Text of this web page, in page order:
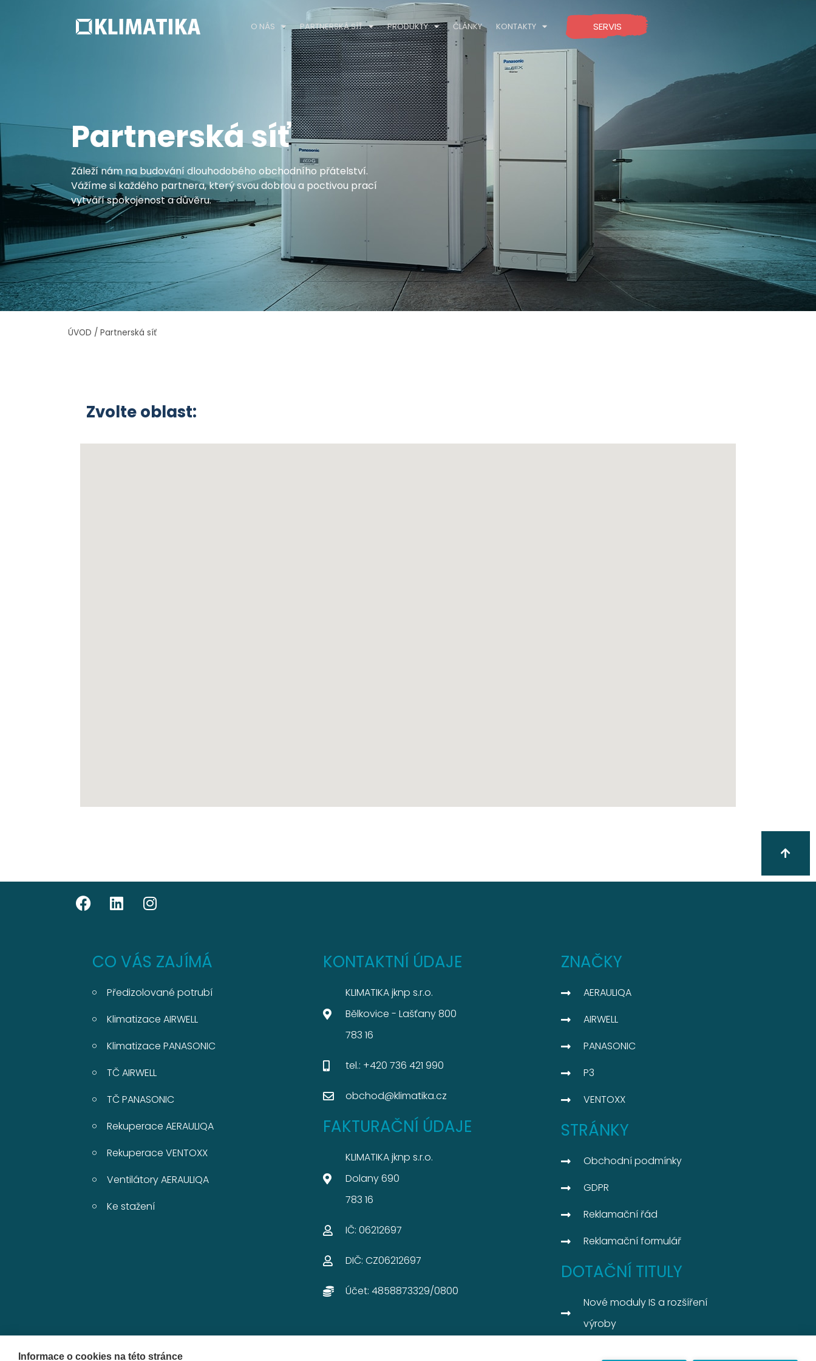
O NÁS PARTNERSKÁ SÍŤ PRODUKTY ČLÁNKY KONTAKTY SERVIS
Partnerská síť
Záleží nám na budování dlouhodobého obchodního přátelství.
Vážíme si každého partnera, který svou dobrou a poctivou prací
vytváří spokojenost a důvěru.
ÚVOD / Partnerská síť
Zvolte oblast:
CO VÁS ZAJÍMÁ
Předizolované potrubí
Klimatizace AIRWELL
Klimatizace PANASONIC
TČ AIRWELL
TČ PANASONIC
Rekuperace AERAULIQA
Rekuperace VENTOXX
Ventilátory AERAULIQA
Ke stažení
KONTAKTNÍ ÚDAJE
KLIMATIKA jknp s.r.o.
Bělkovice - Lašťany 800
783 16
tel.: +420 736 421 990
obchod@klimatika.cz
FAKTURAČNÍ ÚDAJE
KLIMATIKA jknp s.r.o.
Dolany 690
783 16
IČ: 06212697​
DIČ: CZ06212697​
Účet: 4858873329/0800​
ZNAČKY
AERAULIQA
AIRWELL
PANASONIC
P3
VENTOXX
STRÁNKY
Obchodní podmínky
GDPR
Reklamační řád
Reklamační formulář
DOTAČNÍ TITULY
Nové moduly IS a rozšíření
výroby
Informace o cookies na této stránce